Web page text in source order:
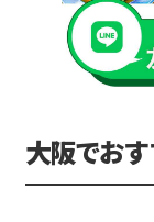
大阪でお